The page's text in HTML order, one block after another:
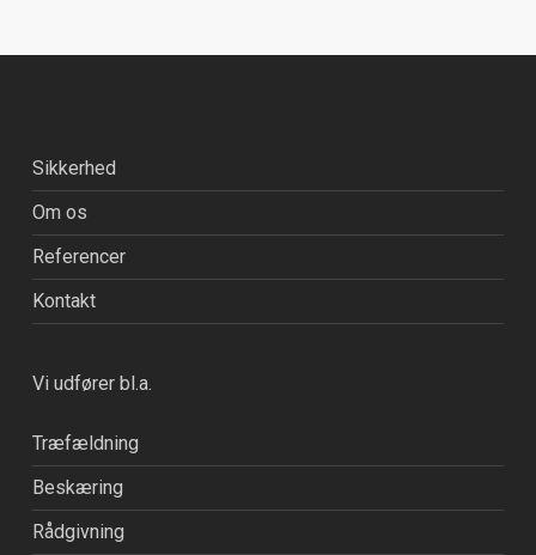
Sikkerhed
Om os
Referencer
Kontakt
Vi udfører bl.a.
Træfældning
Beskæring
Rådgivning